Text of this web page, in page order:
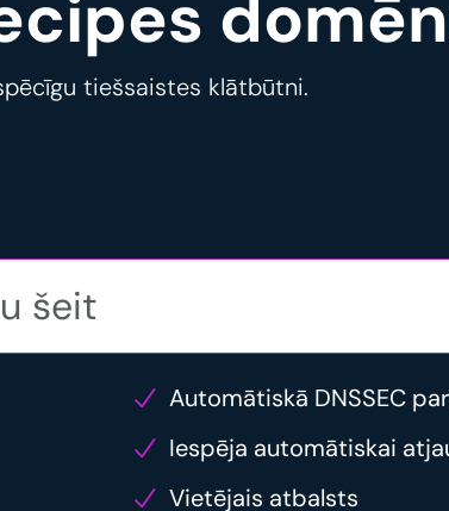
tiešsaistes klātbūtni.
Automātiskā DNSSEC
Iespēja automātiskai
Vietējais atbalsts